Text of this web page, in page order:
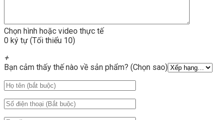
Chọn hình hoặc video thực tế
0 ký tự (Tối thiểu 10)
+
Bạn cảm thấy thế nào về sản phẩm? (Chọn sao)